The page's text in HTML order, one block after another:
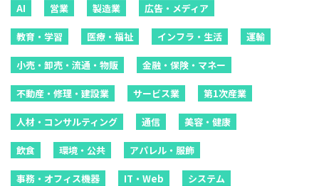
AI 営業 製造業 広告・メディア
教育・学習 医療・福祉 インフラ・生活 運輸
小売・卸売・流通・物販 金融・保険・マネー
不動産・修理・建設業 サービス業 第1次産業
人材・コンサルティング 通信 美容・健康
飲食 環境・公共 アパレル・服飾
事務・オフィス機器 IT・Web システム